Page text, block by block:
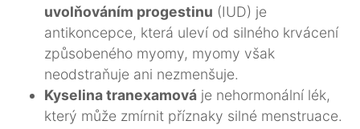
uvolňováním progestinu (IUD) je
antikoncepce, která uleví od silného krvácení
způsobeného myomy, myomy však
neodstraňuje ani nezmenšuje.
Kyselina tranexamová je nehormonální lék,
který může zmírnit příznaky silné menstruace.